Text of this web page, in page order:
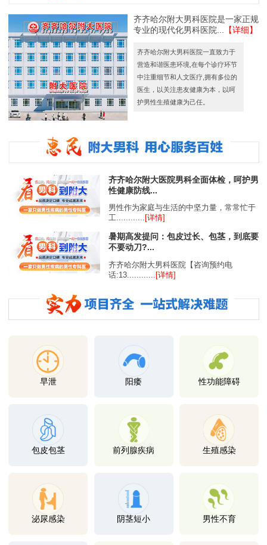
齐齐哈尔附大男科医院是一家正规
专业的现代化男科医院...
【详细】
齐齐哈尔附大男科医院一直致力于
营造和谐医患环境,在每个诊疗环节
中注重细节和人文医疗,拥有多位的
医生，以关注患友健康为本，以呵
护男性生殖健康为己任。
齐齐哈尔附大医院男科全面体检，呵护男
性健康防线...
男性作为家庭与生活的中坚力量，常常忙于
工............ [详情]
暑期高发提问：包皮过长、包茎，到底要
不要动刀?...
齐齐哈尔附大男科医院【咨询预约电
话:13............
[详情]
早泄 阳痿 性功能障碍
包皮包茎 前列腺疾病 生殖感染
泌尿感染 阴茎短小 男性不育